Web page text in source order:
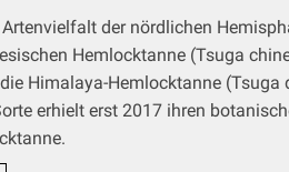
der nördlichen
Hemlocktanne (Tsuga
Himalaya-Hemlocktanne (Tsuga
erhielt erst 2017 ihren